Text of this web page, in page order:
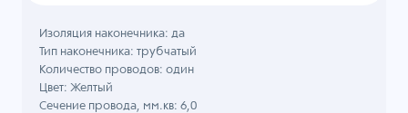
Изоляция наконечника: да
Тип наконечника: трубчатый
Количество проводов: один
Цвет: Желтый
Сечение провода, мм.кв: 6,0